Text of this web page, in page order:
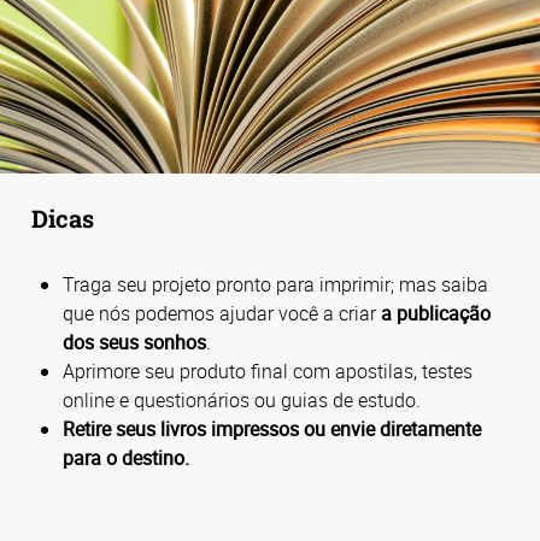
Dicas
Traga seu projeto pronto para imprimir; mas saiba
que nós podemos ajudar você a criara publicação
dos seus sonhos.
Aprimore seu produto final com apostilas, testes
online e questionários ou guias de estudo.
Retire seus livros impressos ou envie diretamente
para o destino.